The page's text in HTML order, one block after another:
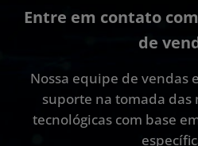
Entre em contato
de
Nossa equipe de vendas
suporte na tomada das
tecnológicas com base